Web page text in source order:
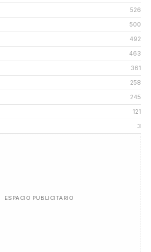
526
500
492
463
361
258
245
121
3
ESPACIO PUBLICITARIO